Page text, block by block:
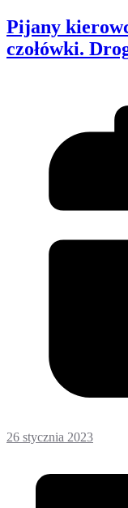
Pijany
czołówki.
26 stycznia 2023